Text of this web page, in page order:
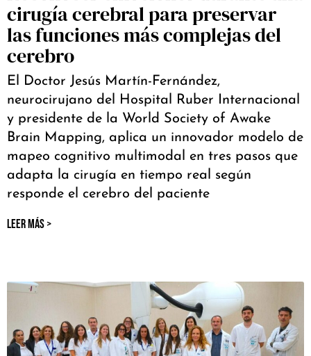
cirugía cerebral para preservar
las funciones más complejas del
cerebro
El Doctor Jesús Martín-Fernández,
neurocirujano del Hospital Ruber Internacional
y presidente de la World Society of Awake
Brain Mapping, aplica un innovador modelo de
mapeo cognitivo multimodal en tres pasos que
adapta la cirugía en tiempo real según
responde el cerebro del paciente
LEER MÁS >